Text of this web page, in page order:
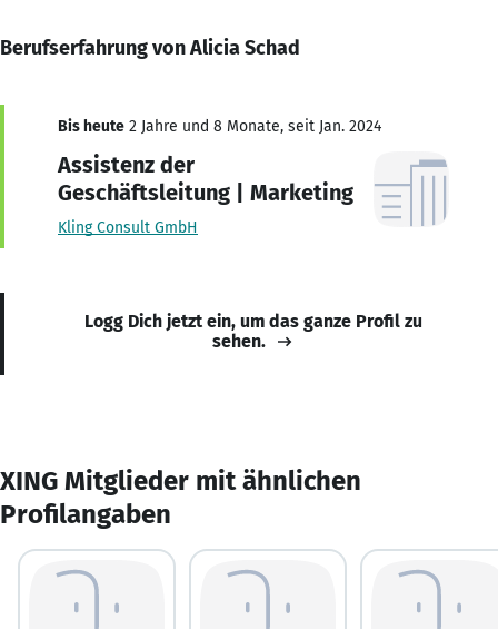
Berufserfahrung von Alicia Schad
Bis heute 2 Jahre und 8 Monate, seit Jan. 2024
Assistenz der
Geschäftsleitung | Marketing
Kling Consult GmbH
Logg Dich jetzt ein, um das ganze Profil zu
sehen.
XING Mitglieder mit ähnlichen
Profilangaben